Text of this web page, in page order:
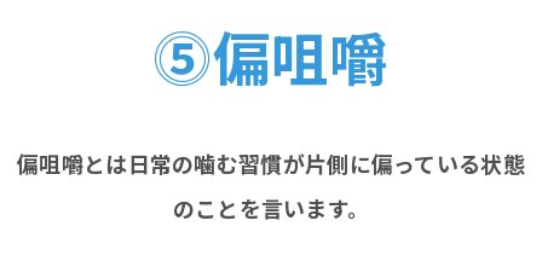
⓹偏咀嚼
偏咀嚼とは日常の噛む習慣が片側に偏っている状態
のことを言います。